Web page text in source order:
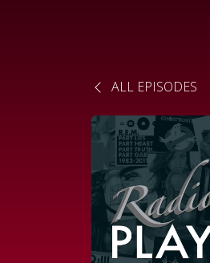
ALL EPISODES